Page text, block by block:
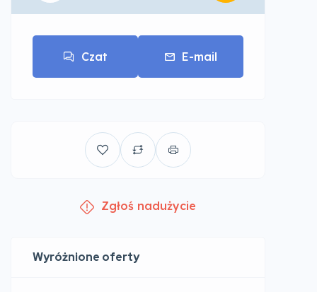
Czat E-mail
Zgłoś nadużycie
Wyróżnione oferty